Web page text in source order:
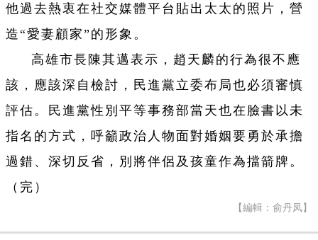
他過去熱衷在社交媒體平台貼出太太的照片，營
造“愛妻顧家”的形象。
高雄市長陳其邁表示，趙天麟的行為很不應
該，應該深自檢討，民進黨立委布局也必須審慎
評估。民進黨性別平等事務部當天也在臉書以未
指名的方式，呼籲政治人物面對婚姻要勇於承擔
過錯、深切反省，別將伴侶及孩童作為擋箭牌。
（完）
【編輯：俞丹凤】